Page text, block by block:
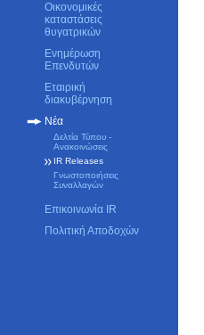
Οικονομικές
καταστάσεις
θυγατρικών
Ενημέρωση
Επενδυτών
Εταιρική
διακυβέρνηση
Νέα
Δελτία Τύπου -
Ανακοινώσεις
IR Releases
Γνωστοποιήσεις
Συναλλαγών
Επικοινωνία IR
Πολιτική Αποδοχών